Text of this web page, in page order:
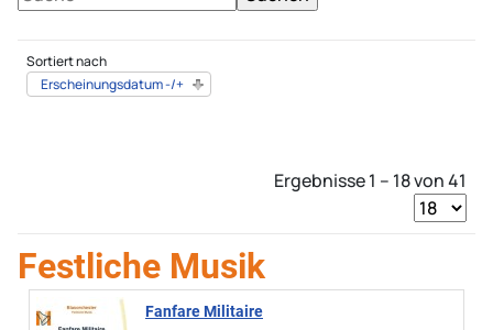
Sortiert nach
Erscheinungsdatum -/+
Ergebnisse 1 – 18 von 41
Festliche Musik
Fanfare Militaire